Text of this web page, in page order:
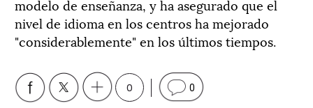
modelo de enseñanza, y ha asegurado que el
nivel de idioma en los centros ha mejorado
"considerablemente" en los últimos tiempos.
0 0